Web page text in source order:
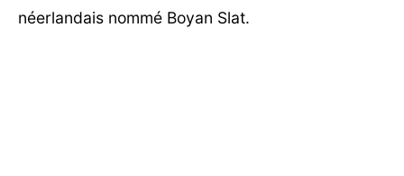
néerlandais nommé Boyan Slat.